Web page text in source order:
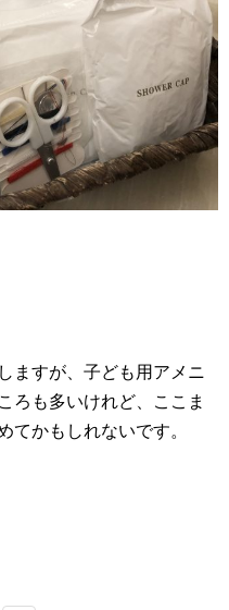
ますが、子ども用アメニ
ろも多いけれど、ここま
てかもしれないです。